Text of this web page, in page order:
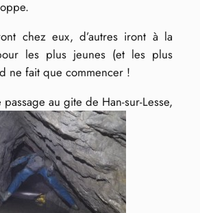
chez eux, d’autres iront à la
les plus jeunes (et les plus
ne fait que commencer !
au gite de Han-sur-Lesse,